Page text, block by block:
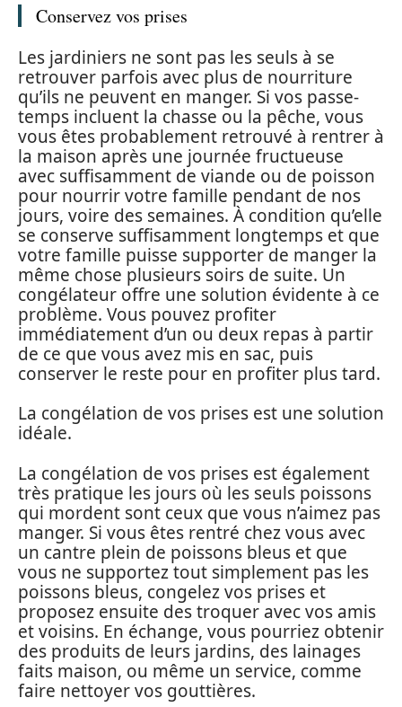
Conservez vos prises
Les jardiniers ne sont pas les seuls à se
retrouver parfois avec plus de nourriture
qu’ils ne peuvent en manger. Si vos passe-
temps incluent la chasse ou la pêche, vous
vous êtes probablement retrouvé à rentrer à
la maison après une journée fructueuse
avec suffisamment de viande ou de poisson
pour nourrir votre famille pendant de nos
jours, voire des semaines. À condition qu’elle
se conserve suffisamment longtemps et que
votre famille puisse supporter de manger la
même chose plusieurs soirs de suite. Un
congélateur offre une solution évidente à ce
problème. Vous pouvez profiter
immédiatement d’un ou deux repas à partir
de ce que vous avez mis en sac, puis
conserver le reste pour en profiter plus tard.
La congélation de vos prises est une solution
idéale.
La congélation de vos prises est également
très pratique les jours où les seuls poissons
qui mordent sont ceux que vous n’aimez pas
manger. Si vous êtes rentré chez vous avec
un cantre plein de poissons bleus et que
vous ne supportez tout simplement pas les
poissons bleus, congelez vos prises et
proposez ensuite des troquer avec vos amis
et voisins. En échange, vous pourriez obtenir
des produits de leurs jardins, des lainages
faits maison, ou même un service, comme
faire nettoyer vos gouttières.